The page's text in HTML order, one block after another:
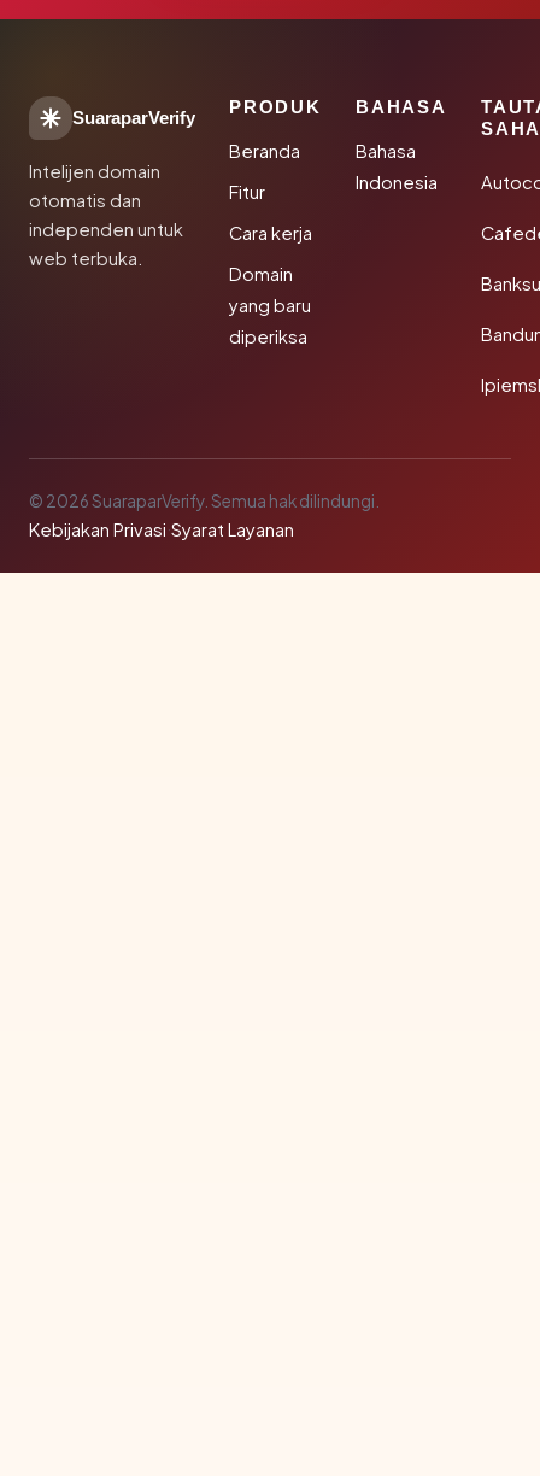
SuaraparVerify
Intelijen domain
otomatis dan
independen untuk
web terbuka.
PRODUK
Beranda
Fitur
Cara kerja
Domain
yang baru
diperiksa
BAHASA
Bahasa
Indonesia
© 2026 SuaraparVerify. Semua hak dilindungi.
Kebijakan Privasi·Syarat Layanan